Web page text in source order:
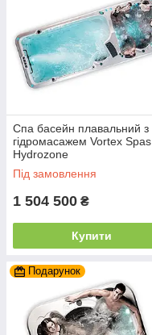
Спа басейн плавальний з
гідромасажем Vortex Spas
Hydrozone
Під замовлення
1 504 500 ₴
Купити
Подарунок